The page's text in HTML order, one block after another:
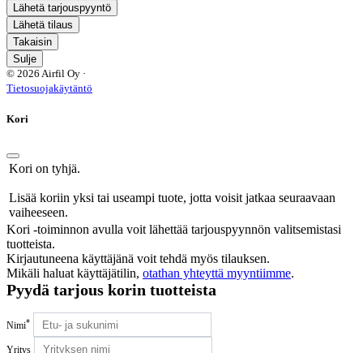
Lähetä tarjouspyyntö
Lähetä tilaus
Takaisin
Sulje
© 2026 Airfil Oy ·
Tietosuojakäytäntö
Kori
Kori on tyhjä.
Lisää koriin yksi tai useampi tuote, jotta voisit jatkaa seuraavaan
vaiheeseen.
Kori -toiminnon avulla voit lähettää tarjouspyynnön valitsemistasi
tuotteista.
Kirjautuneena käyttäjänä voit tehdä myös tilauksen.
Mikäli haluat käyttäjätilin, otathan yhteyttä myyntiimme.
Pyydä tarjous korin tuotteista
Nimi*
Yritys